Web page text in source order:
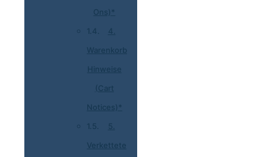
Ons)*
4.
Warenkorb
Hinweise
(Cart
Notices)*
5.
Verkettete